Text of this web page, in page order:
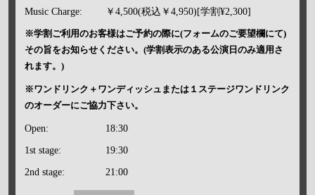
Music Charge: ￥4,500(税込￥4,950)[学割¥2,300]
※学割ご利用のお客様はご予約の際に(フォームのご要望欄にて)
その旨をお知らせください。(学割表示のある公演日のみ適用さ
れます。)
※ワンドリンク＋ワンディッシュまたは１ステージワンドリンク
のオーダーにご協力下さい。
Open: 18:30
1st stage: 19:30
2nd stage: 21:00